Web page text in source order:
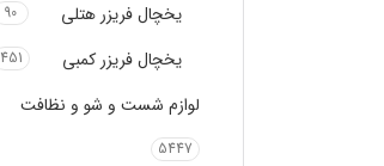
یخچال فریزر هتلی 90
یخچال فریزر کمبی 451
لوازم شست و شو و نظافت
5447